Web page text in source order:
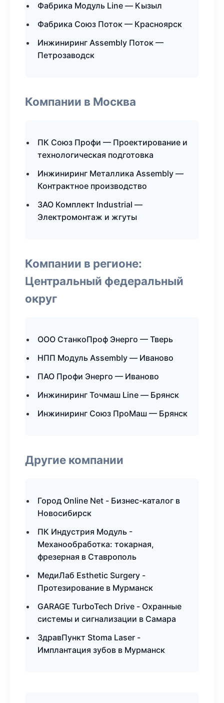
Фабрика Модуль Line — Кызыл
Фабрика Союз Поток — Красноярск
Инжиниринг Assembly Поток —
Петрозаводск
Компании в Москва
ПК Союз Профи — Проектирование и
технологическая подготовка
Инжиниринг Металлика Assembly —
Контрактное производство
ЗАО Комплект Industrial —
Электромонтаж и жгуты
Компании в регионе:
Центральный федеральный
округ
ООО СтанкоПроф Энерго — Тверь
НПП Модуль Assembly — Иваново
ПАО Профи Энерго — Иваново
Инжиниринг Точмаш Line — Брянск
Инжиниринг Союз ПроМаш — Брянск
Другие компании
Город Online Net - Бизнес-каталог в
Новосибирск
ПК Индустрия Модуль -
Механообработка: токарная,
фрезерная в Ставрополь
МедиЛаб Esthetic Surgery -
Протезирование в Мурманск
GARAGE TurboTech Drive - Охранные
системы и сигнализации в Самара
ЗдравПункт Stoma Laser -
Имплантация зубов в Мурманск